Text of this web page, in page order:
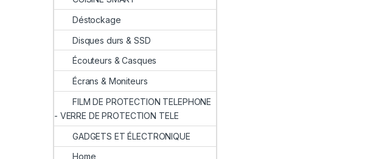
Déstockage
Disques durs & SSD
Écouteurs & Casques
Écrans & Moniteurs
FILM DE PROTECTION TELEPHONE
- VERRE DE PROTECTION TELE
GADGETS ET ÉLECTRONIQUE
Home